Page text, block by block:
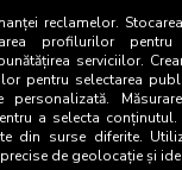
reclamelor.
profilurilor pentru
serviciilor.
pentru selectarea
personalizată.
a selecta
din surse diferite.
de geolocație și